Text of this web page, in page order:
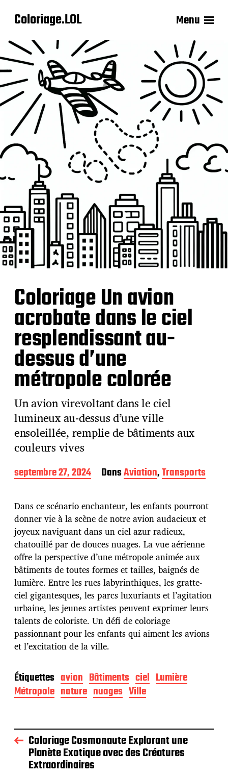
Coloriage.LOL Menu
Coloriage Un avion
acrobate dans le ciel
resplendissant au-
dessus d’une
métropole colorée
Un avion virevoltant dans le ciel
lumineux au-dessus d’une ville
ensoleillée, remplie de bâtiments aux
couleurs vives
D
a
e
d
e
p
u
b
l
i
c
a
t
i
o
n
septembre 27, 2024 DansAviation,Transports
Dans ce scénario enchanteur, les enfants pourront
donner vie à la scène de notre avion audacieux et
joyeux naviguant dans un ciel azur radieux,
chatouillé par de douces nuages. La vue aérienne
offre la perspective d’une métropole animée aux
bâtiments de toutes formes et tailles, baignés de
lumière. Entre les rues labyrinthiques, les gratte-
ciel gigantesques, les parcs luxuriants et l’agitation
urbaine, les jeunes artistes peuvent exprimer leurs
talents de coloriste. Un défi de coloriage
passionnant pour les enfants qui aiment les avions
et l’excitation de la ville.
Étiquettes avion Bâtiments ciel Lumière
Métropole nature nuages Ville
Coloriage Cosmonaute Explorant une
Planète Exotique avec des Créatures
Extraordinaires